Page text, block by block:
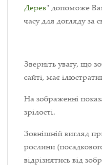
Дерев" допоможе
часу для догляду за
Зверніть увагу, що
сайті, має
На зображенні
зрілості.
Зовнішній вигляд
рослини
відрізнятись від